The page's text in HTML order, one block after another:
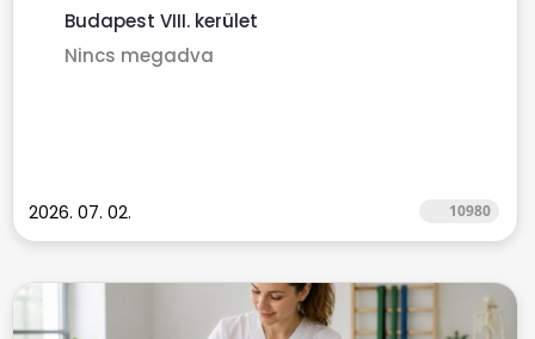
Budapest VIII. kerület
Nincs megadva
2026. 07. 02. 10980